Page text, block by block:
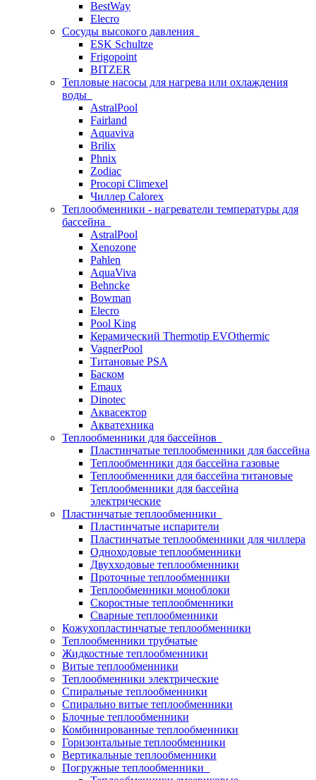
BestWay
Elecro
Сосуды высокого давления
ESK Schultze
Frigopoint
BITZER
Тепловые насосы для нагрева или охлаждения
воды
AstralPool
Fairland
Aquaviva
Brilix
Phnix
Zodiac
Procopi Climexel
Чиллер Calorex
Теплообменники - нагреватели температуры для
бассейна
AstralPool
Xenozone
Pahlen
AquaViva
Behncke
Bowman
Elecro
Pool King
Керамический Thermotip EVOthermic
VagnerPool
Титановые PSA
Баском
Emaux
Dinotec
Аквасектор
Акватехника
Теплообменники для бассейнов
Пластинчатые теплообменники для бассейна
Теплообменники для бассейна газовые
Теплообменники для бассейна титановые
Теплообменники для бассейна
электрические
Пластинчатые теплообменники
Пластинчатые испарители
Пластинчатые теплообменники для чиллера
Одноходовые теплообменники
Двухходовые теплообменники
Проточные теплообменники
Теплообменники моноблоки
Скоростные теплообменники
Сварные теплообменники
Кожухопластинчатые теплообменники
Теплообменники трубчатые
Жидкостные теплообменники
Витые теплообменники
Теплообменники электрические
Спиральные теплообменники
Спирально витые теплообменники
Блочные теплообменники
Комбинированные теплообменники
Горизонтальные теплообменники
Вертикальные теплообменники
Погружные теплообменники